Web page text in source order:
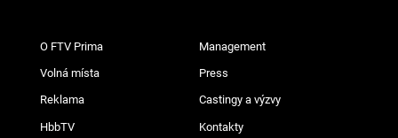
O FTV Prima Management
Volná místa Press
Reklama Castingy a výzvy
HbbTV Kontakty